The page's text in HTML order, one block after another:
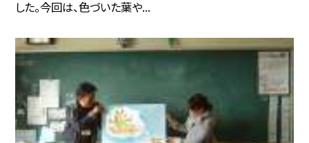
した。今回は、色づいた葉や...